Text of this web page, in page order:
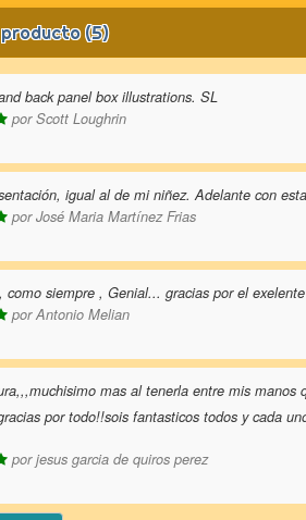
(5)
back panel box illustrations. SL
porScott Loughrin
igual al de mi niñez. Adelante con
porJosé Maria Martínez Frias
como siempre , Genial... gracias por el
porAntonio Melian
mas al tenerla entre mis
por todo!!sois fantasticos todos y cada
porjesus garcia de quiros perez